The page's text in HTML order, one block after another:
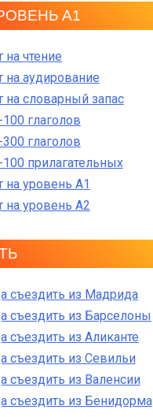
А1
на чтение
на аудирование
на словарный запас
глаголов
глаголов
прилагательных
на уровень A1
на уровень A2
съездить из Мадрида
съездить из Барселоны
съездить из Аликанте
съездить из Севильи
съездить из Валенсии
съездить из Бенидорма